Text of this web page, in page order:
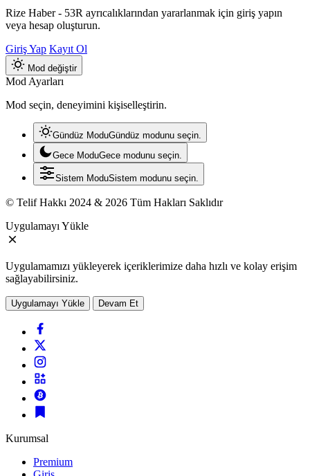
Rize Haber - 53R ayrıcalıklarından yararlanmak için giriş yapın
veya hesap oluşturun.
Giriş Yap Kayıt Ol
Mod değiştir
Mod Ayarları
Mod seçin, deneyimini kişiselleştirin.
Gündüz ModuGündüz modunu seçin.
Gece ModuGece modunu seçin.
Sistem ModuSistem modunu seçin.
© Telif Hakkı 2024 & 2026 Tüm Hakları Saklıdır
Uygulamayı Yükle
Uygulamamızı yükleyerek içeriklerimize daha hızlı ve kolay erişim
sağlayabilirsiniz.
Uygulamayı Yükle Devam Et
Kurumsal
Premium